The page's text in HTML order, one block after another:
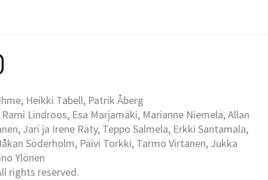
Heikki Tabell, Patrik Åberg
Lindroos, Esa Marjamäki, Marianne Niemelä, Allan
Jari ja Irene Räty, Teppo Salmela, Erkki Santamala,
Söderholm, Päivi Torkki, Tarmo Virtanen, Jukka
Ylönen
rights reserved.